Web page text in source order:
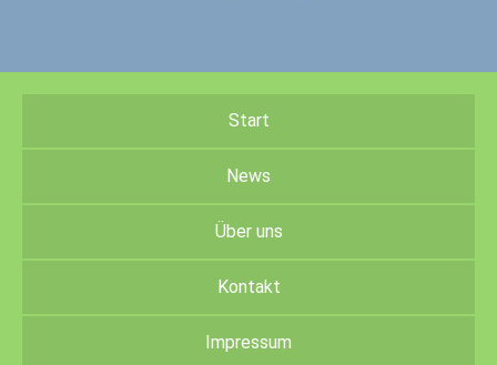
Start
News
Über uns
Kontakt
Impressum